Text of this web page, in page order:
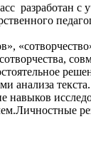
с
анализа текста.